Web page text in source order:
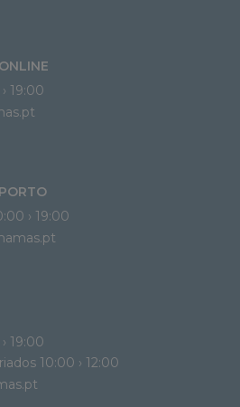
19:00
› 19:00
19:00
10:00 › 12:00